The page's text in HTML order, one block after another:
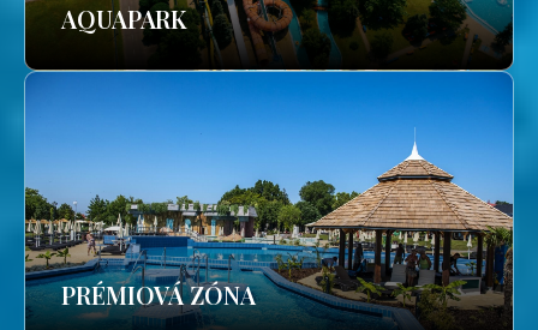
AQUAPARK
PRÉMIOVÁ ZÓNA